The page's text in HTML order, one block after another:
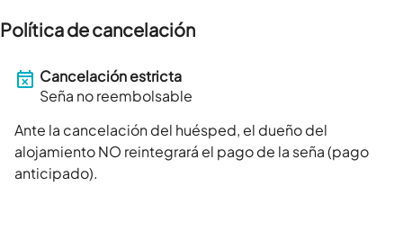
Política de cancelación
Cancelación estricta
Seña no reembolsable
Ante la cancelación del huésped, el dueño del
alojamiento NO reintegrará el pago de la seña (pago
anticipado).